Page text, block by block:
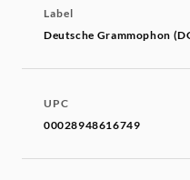
Label
Deutsche Grammophon
UPC
00028948616749